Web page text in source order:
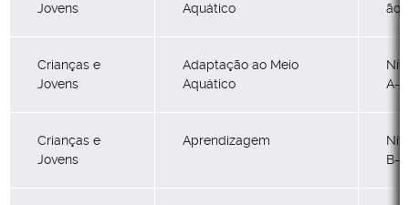
Jovens
Aquático
ão
Crianças e
Jovens
Adaptação ao Meio
Aquático
A-1
Crianças e
Jovens
Aprendizagem
B-2